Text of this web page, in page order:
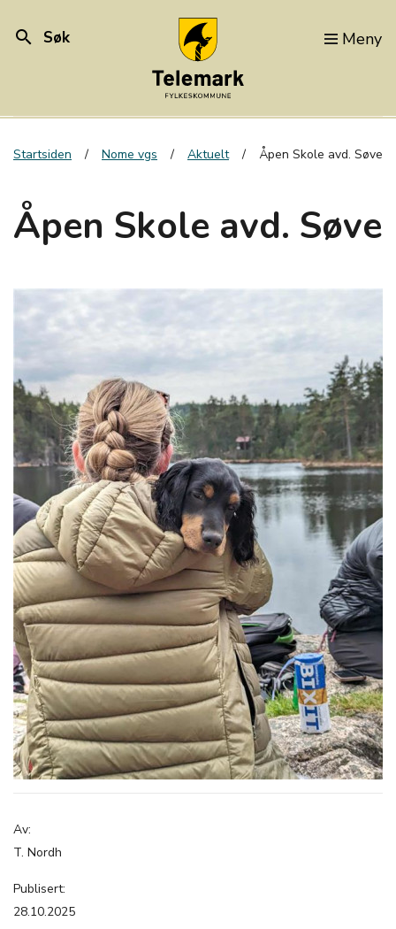
search Søk Meny
Startsiden Nome vgs Aktuelt Åpen Skole avd. Søve
Åpen Skole avd. Søve
Av:
T. Nordh
Publisert:
28.10.2025